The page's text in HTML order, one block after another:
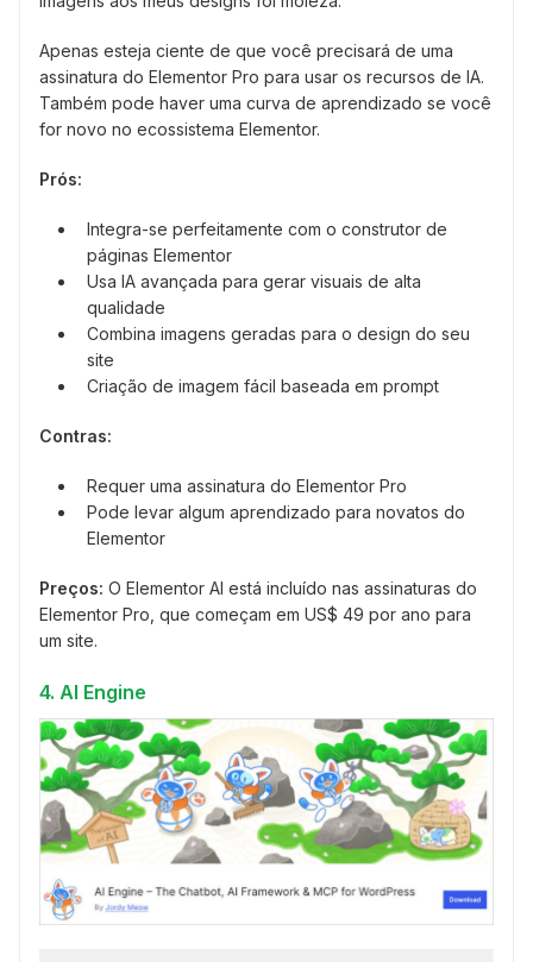
Apenas esteja ciente de que você precisará de uma
assinatura do Elementor Pro para usar os recursos de IA.
Também pode haver uma curva de aprendizado se você
for novo no ecossistema Elementor.
Prós:
Integra-se perfeitamente com o construtor de
páginas Elementor
Usa IA avançada para gerar visuais de alta
qualidade
Combina imagens geradas para o design do seu
site
Criação de imagem fácil baseada em prompt
Contras:
Requer uma assinatura do Elementor Pro
Pode levar algum aprendizado para novatos do
Elementor
Preços: O Elementor AI está incluído nas assinaturas do
Elementor Pro, que começam em US$ 49 por ano para
um site.
4. AI Engine